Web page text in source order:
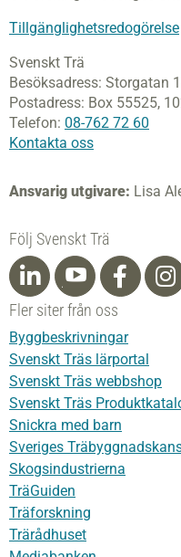
Tillgänglighetsredogörelse
Svenskt Trä
Besöksadress: Storgatan
Postadress: Box 55525,
Telefon: 08-762 72 60
Kontakta oss
Ansvarig utgivare: Lisa
Följ Svenskt Trä
Fler siter från oss
Byggbeskrivningar
Svenskt Träs lärportal
Svenskt Träs webbshop
Svenskt Träs
Snickra med barn
Sveriges
Skogsindustrierna
TräGuiden
Träforskning
Trärådhuset